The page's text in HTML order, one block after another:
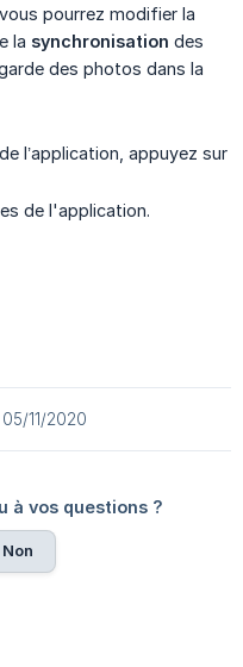
pourrez modifier la
la synchronisation des
des photos dans la
l’application, appuyez sur
de l'application.
11/2020
à vos questions ?
Non